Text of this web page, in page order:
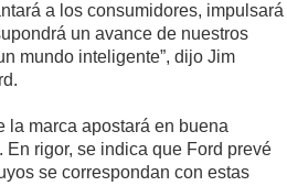
a los consumidores, impulsará
un avance de nuestros
mundo inteligente”, dijo Jim
la marca apostará en buena
rigor, se indica que Ford prevé
se correspondan con estas